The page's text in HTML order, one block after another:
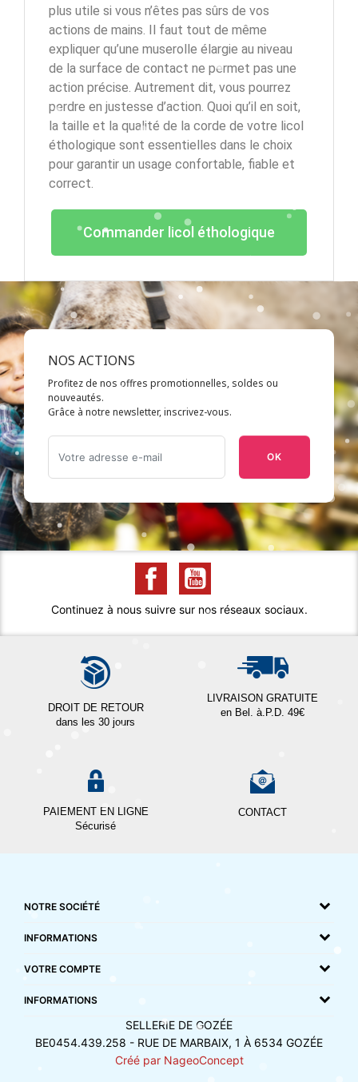
plus utile si vous n’êtes pas sûrs de vos
actions de mains. Il faut tout de même
expliquer qu’une muserolle élargie au niveau
de la surface de contact ne permet pas une
action précise. Autrement dit, vous pourrez
perdre en justesse d’action. Quoi qu’il en soit,
la taille et la qualité de la corde de votre licol
éthologique sont essentielles dans le choix
pour garantir un usage confortable, fiable et
correct.
Commander licol éthologique
NOS ACTIONS
Profitez de nos offres promotionnelles, soldes ou
nouveautés.
Grâce à notre newsletter, inscrivez-vous.
OK
Continuez à nous suivre sur nos réseaux sociaux.
DROIT DE RETOUR
dans les 30 jours
LIVRAISON GRATUITE
en Bel. à.P.D. 49€
PAIEMENT EN LIGNE
Sécurisé
CONTACT
NOTRE SOCIÉTÉ
INFORMATIONS
VOTRE COMPTE
INFORMATIONS
SELLERIE DE GOZÉE
BE0454.439.258 - RUE DE MARBAIX, 1 À 6534 GOZÉE
Créé par NageoConcept